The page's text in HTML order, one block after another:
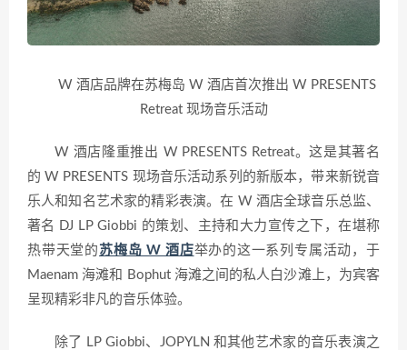
W 酒店品牌在苏梅岛 W 酒店首次推出 W PRESENTS
Retreat 现场音乐活动
W 酒店隆重推出 W PRESENTS Retreat。这是其著名
的 W PRESENTS 现场音乐活动系列的新版本，带来新锐音
乐人和知名艺术家的精彩表演。在 W 酒店全球音乐总监、
著名 DJ LP Giobbi 的策划、主持和大力宣传之下，在堪称
热带天堂的 苏梅岛 W 酒店举办的这一系列专属活动，于
Maenam 海滩和 Bophut 海滩之间的私人白沙滩上，为宾客
呈现精彩非凡的音乐体验。
除了 LP Giobbi、JOPYLN 和其他艺术家的音乐表演之